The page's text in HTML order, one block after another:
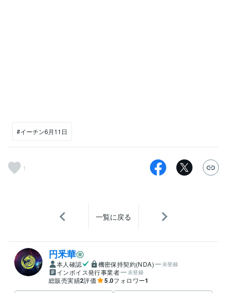
#イーチン6月11日
1
一覧に戻る
円釆華
本人確認 機密保持契約(NDA) 未登録
インボイス発行事業者 未登録
総販売実績2評価 5.0フォロワー1